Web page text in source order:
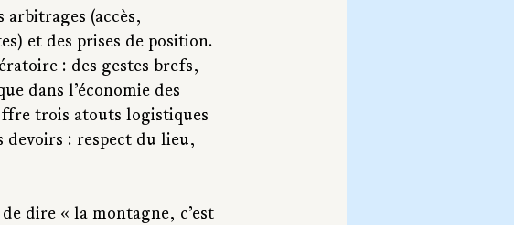
arbitrages (accès,
et des prises de position.
: des gestes brefs,
dans l’économie des
trois atouts logistiques
: respect du lieu,
dire « la montagne, c’est